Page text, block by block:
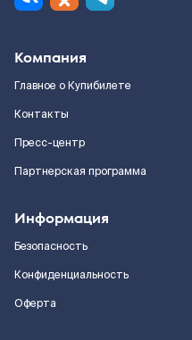
Компания
Главное о Купибилете
Контакты
Пресс-центр
Партнерская программа
Информация
Безопасность
Конфиденциальность
Оферта